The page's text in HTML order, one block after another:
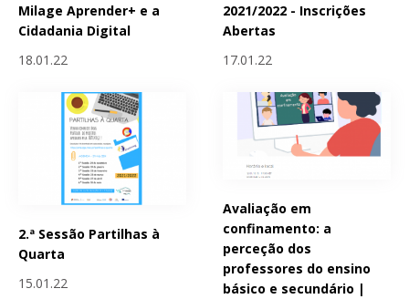
Milage Aprender+ e a
Cidadania Digital
18.01.22
2021/2022 - Inscrições
Abertas
17.01.22
2.ª Sessão Partilhas à
Quarta
15.01.22
Avaliação em
confinamento: a
perceção dos
professores do ensino
básico e secundário |